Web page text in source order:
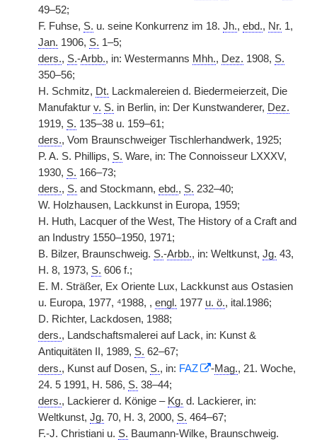
49–52;
F. Fuhse, S. u. seine Konkurrenz im 18. Jh., ebd., Nr. 1,
Jan. 1906, S. 1–5;
ders., S.-Arbb., in: Westermanns Mhh., Dez. 1908, S.
350–56;
H. Schmitz, Dt. Lackmalereien d. Biedermeierzeit, Die
Manufaktur v. S. in Berlin, in: Der Kunstwanderer, Dez.
1919, S. 135–38 u. 159–61;
ders., Vom Braunschweiger Tischlerhandwerk, 1925;
P. A. S. Phillips, S. Ware, in: The Connoisseur LXXXV,
1930, S. 166–73;
ders., S. and Stockmann, ebd., S. 232–40;
W. Holzhausen, Lackkunst in Europa, 1959;
H. Huth, Lacquer of the West, The History of a Craft and
an Industry 1550–1950, 1971;
B. Bilzer, Braunschweig. S.-Arbb., in: Weltkunst, Jg. 43,
H. 8, 1973, S. 606 f.;
E. M. Sträßer, Ex Oriente Lux, Lackkunst aus Ostasien
u. Europa, 1977, ⁴1988, , engl. 1977 u. ö., ital.1986;
D. Richter, Lackdosen, 1988;
ders., Landschaftsmalerei auf Lack, in: Kunst &
Antiquitäten II, 1989, S. 62–67;
ders., Kunst auf Dosen, S., in: FAZ -Mag., 21. Woche,
24. 5 1991, H. 586, S. 38–44;
ders., Lackierer d. Könige – Kg. d. Lackierer, in:
Weltkunst, Jg. 70, H. 3, 2000, S. 464–67;
F.-J. Christiani u. S. Baumann-Wilke, Braunschweig.